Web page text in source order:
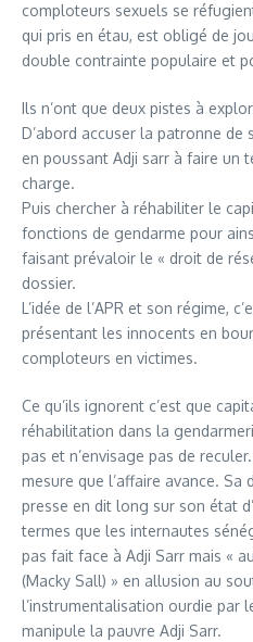
comploteurs sexuels se
qui pris en étau, est obligé de
double contrainte populaire et
Ils n’ont que deux pistes à
D’abord accuser la patronne
en poussant Adji sarr à faire un
charge.
Puis chercher à réhabiliter le
fonctions de gendarme pour
faisant prévaloir le « droit de
dossier.
L’idée de l’APR et son régime,
présentant les innocents en
comploteurs en victimes.
Ce qu’ils ignorent c’est que
réhabilitation dans la
pas et n’envisage pas de
mesure que l’affaire avance. Sa
presse en dit long sur son état
termes que les internautes
pas fait face à Adji Sarr mais «
(Macky Sall) » en allusion au
l’instrumentalisation ourdie par
manipule la pauvre Adji Sarr.